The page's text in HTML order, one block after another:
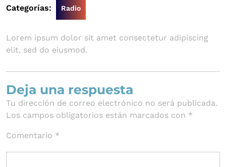
Categorías: Radio
Lorem ipsum dolor sit amet consectetur adipiscing
elit, sed do eiusmod.
Deja una respuesta
Tu dirección de correo electrónico no será publicada.
Los campos obligatorios están marcados con *
Comentario *